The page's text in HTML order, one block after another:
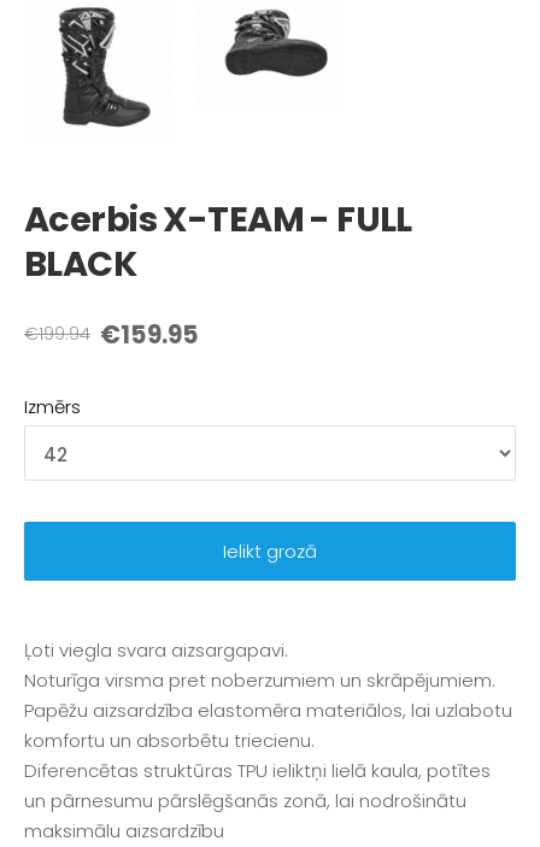
Acerbis X-TEAM - FULL
BLACK
€199.94 €159.95
Izmērs
Ielikt grozā
Ļoti viegla svara aizsargapavi.
Noturīga virsma pret noberzumiem un skrāpējumiem.
Papēžu aizsardzība elastomēra materiālos, lai uzlabotu
komfortu un absorbētu triecienu.
Diferencētas struktūras TPU ieliktņi lielā kaula, potītes
un pārnesumu pārslēgšanās zonā, lai nodrošinātu
maksimālu aizsardzību